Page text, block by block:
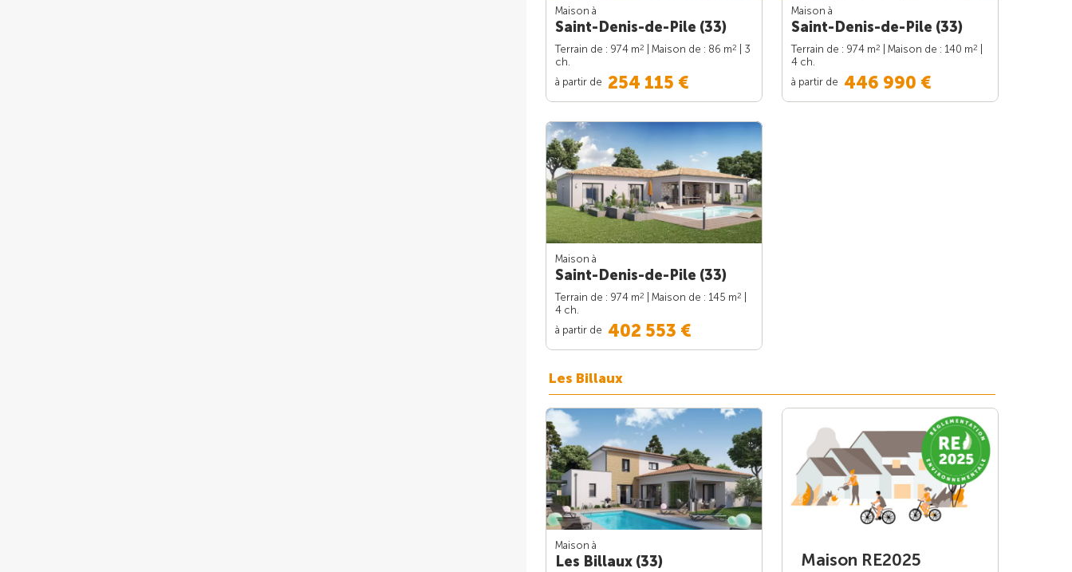
Maison à
Saint-Denis-de-Pile (33)
Terrain de : 974 m2 | Maison de : 86 m2
| 3
ch.
à partir de 254 115 €
Maison à
Saint-Denis-de-Pile (33)
Terrain de : 974 m2 | Maison de : 140 m2
4 ch.
à partir de 446 990 €
Maison à
Saint-Denis-de-Pile (33)
Terrain de : 974 m2 | Maison de : 145 m2
4 ch.
à partir de 402 553 €
Les Billaux
Maison à
Les Billaux (33) Maison RE2025